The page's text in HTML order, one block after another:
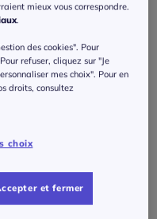
?
mieux vous correspondre.
.
des cookies". Pour
refuser, cliquez sur "Je
mes choix". Pour en
droits, consultez
choix
et fermer